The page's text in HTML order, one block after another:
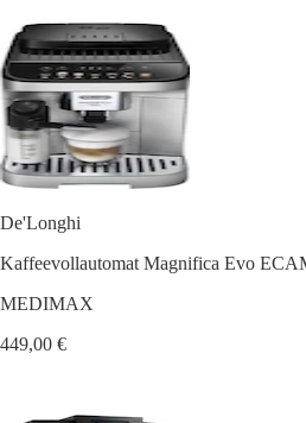
De'Longhi
Kaffeevollautomat Magnifica Evo
MEDIMAX
449,00 €